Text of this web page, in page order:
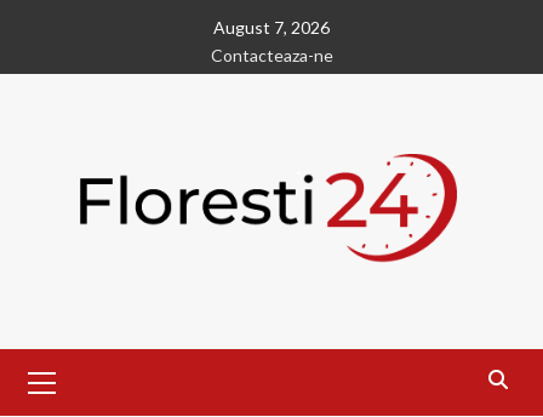
content
August 7, 2026
Contacteaza-ne
Menu